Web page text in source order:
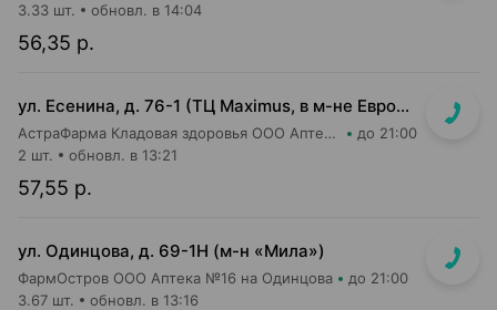
56,35 р.
3.33 шт. обновл. в 14:04
ул. Есенина, д. 76-1 (ТЦ Maximus, в м-не Евроопт Super)
АстраФарма Кладовая здоровья ООО Аптека №9 до 21:00
57,55 р.
2 шт. обновл. в 13:21
ул. Одинцова, д. 69-1Н (м-н «Мила»)
ФармОстров ООО Аптека №16 на Одинцова до 21:00
3.67 шт. обновл. в 13:16